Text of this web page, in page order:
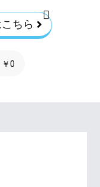
ちら
￥0